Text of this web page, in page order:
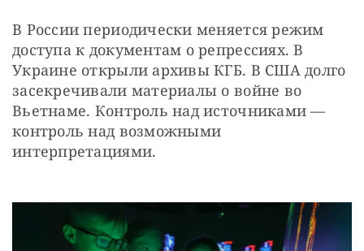
В России периодически меняется режим
доступа к документам о репрессиях. В
Украине открыли архивы КГБ. В США долго
засекречивали материалы о войне во
Вьетнаме. Контроль над источниками —
контроль над возможными
интерпретациями.